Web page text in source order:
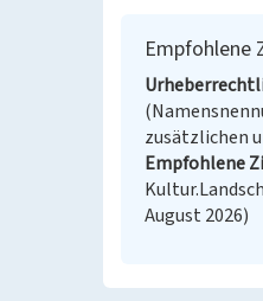
Empfohlene
zusätzlichen
Empfohlene
August 2026)